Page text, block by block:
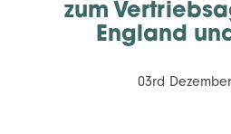
zum
England
03rd